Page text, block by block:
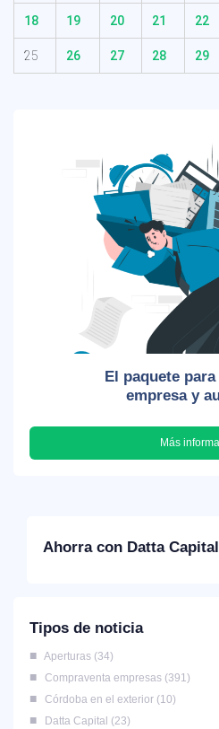
18 19 20 21 22
25 26 27 28 29
El paquete
empresa y
Más
Ahorra con Datta Capital
Tipos de noticia
Aperturas 34
Compraventa empresas 391
Córdoba en el exterior 10
Datta Capital
23